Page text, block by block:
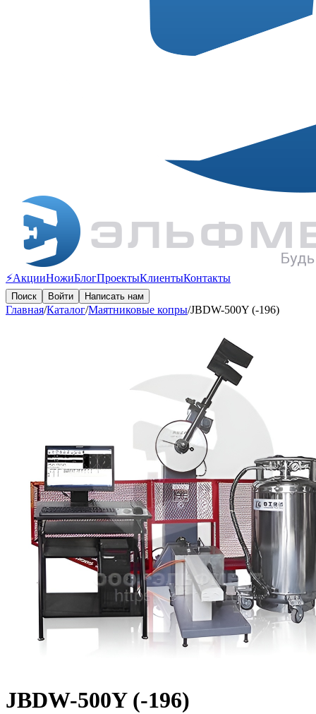
⚡️АкцииНожиБлогПроектыКлиентыКонтакты
Поиск Войти Написать нам
Главная/Каталог/Маятниковые копры/JBDW-500Y (-196)
JBDW-500Y (-196)